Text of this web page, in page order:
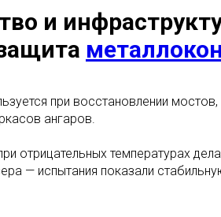
и
при восстановлении
ангаров.
отрицательных температурах
— испытания показали